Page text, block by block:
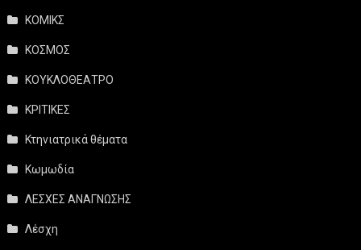
ΚΟΜΙΚΣ
ΚΟΣΜΟΣ
ΚΟΥΚΛΟΘΕΑΤΡΟ
ΚΡΙΤΙΚΕΣ
Κτηνιατρικά θέματα
Κωμωδία
ΛΕΣΧΕΣ ΑΝΑΓΝΩΣΗΣ
Λέσχη